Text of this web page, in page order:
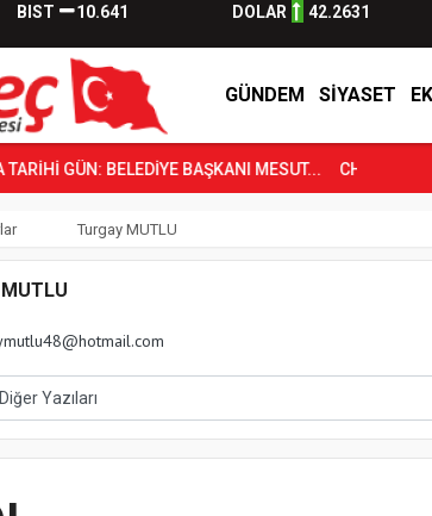
BIST 10.641 DOLAR 42.2631
GÜNDEM SIYASET
GÜN: BELEDİYE BAŞKANI MESUT... CHP Yatağan
Turgay MUTLU